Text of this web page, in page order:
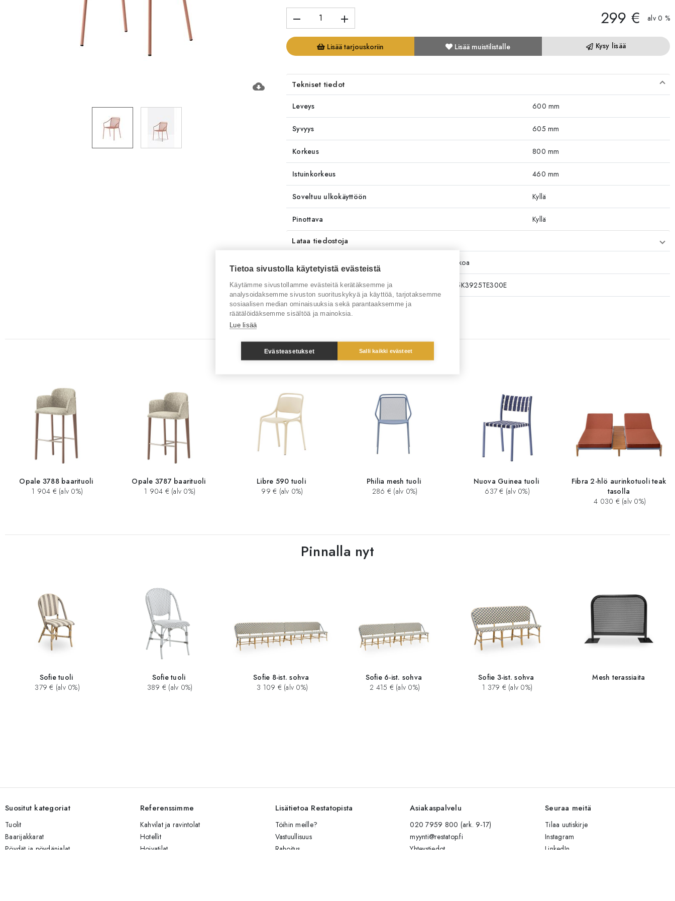
cloud_download
remove add 299 € alv 0 %
Lisää tarjouskoriin Lisää muistilistalle Kysy lisää
Tekniset tiedot
Leveys 600 mm
Syvyys 605 mm
Korkeus 800 mm
Istuinkorkeus 460 mm
Soveltuu ulkokäyttöön Kyllä
Pinottava Kyllä
Lataa tiedostoja
4-6 viikkoa
Tuotenumero RT1095K3925TE300E
Tuotemerkki
Sinua saattaisi kiinnostaa myös
Opale 3788 baarituoli
1 904 € (alv 0%)
Opale 3787 baarituoli
1 904 € (alv 0%)
Libre 590 tuoli
99 € (alv 0%)
Philia mesh tuoli
286 € (alv 0%)
Nuova Guinea tuoli
637 € (alv 0%)
Fibra 2-hlö aurinkotuoli teak
tasolla
4 030 € (alv 0%)
Pinnalla nyt
Sofie tuoli
379 € (alv 0%)
Sofie tuoli
389 € (alv 0%)
Sofie 8-ist. sohva
3 109 € (alv 0%)
Sofie 6-ist. sohva
2 415 € (alv 0%)
Sofie 3-ist. sohva
1 379 € (alv 0%)
Mesh terassiaita
Suositut kategoriat
Tuolit
Baarijakkarat
Pöydät ja pöydänjalat
Referenssimme
Kahvilat ja ravintolat
Hotellit
Hoivatilat
Lisätietoa Restatopista
Töihin meille?
Vastuullisuus
Rahoitus
Asiakaspalvelu
020 7959 800 (ark. 9-17)
myynti@restatop.fi
Yhteystiedot
Seuraa meitä
Tilaa uutiskirje
Instagram
LinkedIn
Tietoa sivustolla käytetyistä evästeistä
Käytämme sivustollamme evästeitä kerätäksemme ja
analysoidaksemme sivuston suorituskykyä ja käyttöä, tarjotaksemme
sosiaalisen median ominaisuuksia sekä parantaaksemme ja
räätälöidäksemme sisältöä ja mainoksia.
Lue lisää
Evästeasetukset Salli kaikki evästeet